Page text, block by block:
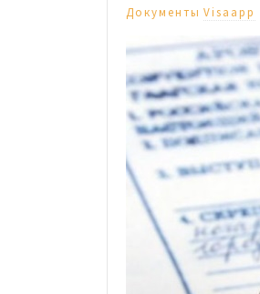
Документы Visaapp